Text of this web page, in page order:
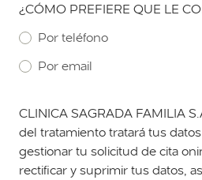
¿CÓMO PREFIERE QUE LE
Por teléfono
Por email
CLINICA SAGRADA FAMILIA
del tratamiento tratará tus
gestionar tu solicitud de cita
rectificar y suprimir tus datos,